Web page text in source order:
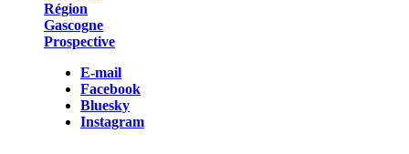
Région
Gascogne
Prospective
E-mail
Facebook
Bluesky
Instagram